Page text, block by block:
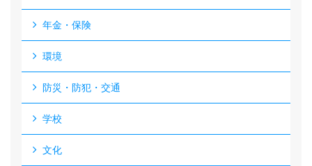
年金・保険
環境
防災・防犯・交通
学校
文化